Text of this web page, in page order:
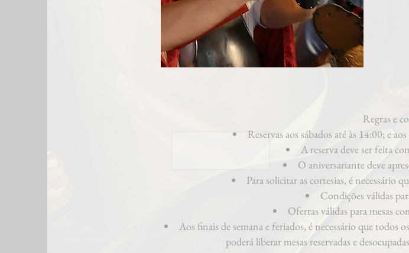
Regras e
Reservas aos sábados até às 14:00; e
A reserva deve ser feita
O aniversariante deve
Para solicitar as cortesias, é necessário
Condições válidas
Ofertas válidas para mesas
Aos finais de semana e feriados, é necessário que todos
poderá liberar mesas reservadas e